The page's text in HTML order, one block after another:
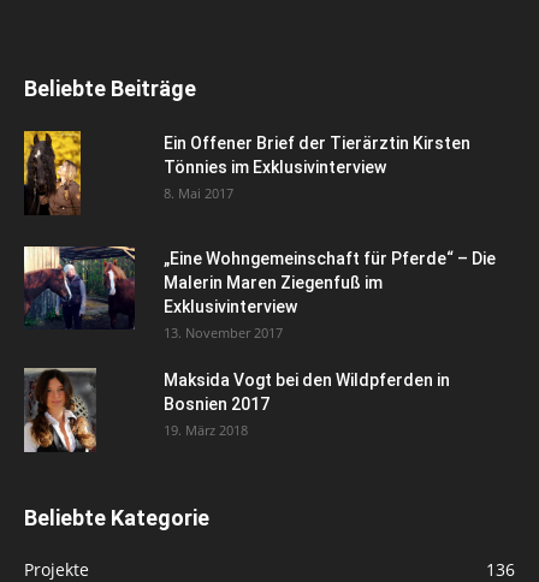
Beliebte Beiträge
Ein Offener Brief der Tierärztin Kirsten
Tönnies im Exklusivinterview
8. Mai 2017
„Eine Wohngemeinschaft für Pferde“ – Die
Malerin Maren Ziegenfuß im
Exklusivinterview
13. November 2017
Maksida Vogt bei den Wildpferden in
Bosnien 2017
19. März 2018
Beliebte Kategorie
Projekte 136